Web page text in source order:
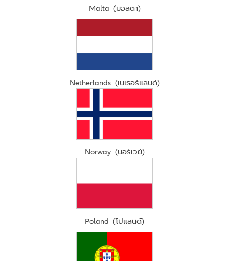
Malta (มอลตา)
Netherlands (เนเธอร์แลนด์)
Norway (นอร์เวย์)
Poland (โปแลนด์)